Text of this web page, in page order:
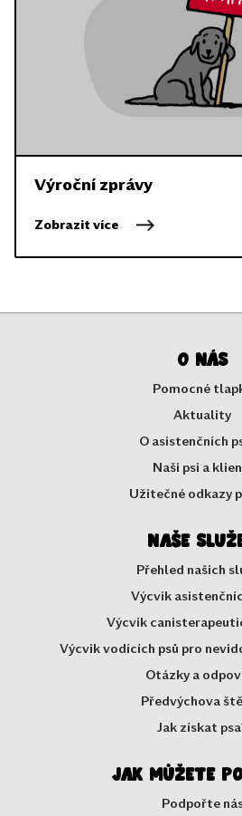
Výroční zprávy
Zobrazit více
O nás
Pomocné
Aktuality
O asistenčních
Naši psi a
Užitečné odkazy
Naše
Přehled našich
Výcvik
Výcvik
Výcvik vodících psů pro
Otázky a
Předvýchova
Jak získat
Jak můžete
Podpořte